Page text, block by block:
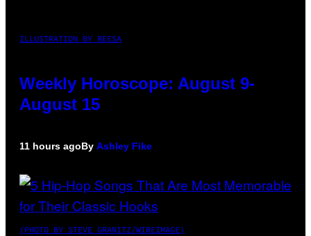
ILLUSTRATION BY REESA
Weekly Horoscope: August 9-
August 15
11 hours agoBy Ashley Fike
(PHOTO BY STEVE GRANITZ/WIREIMAGE)